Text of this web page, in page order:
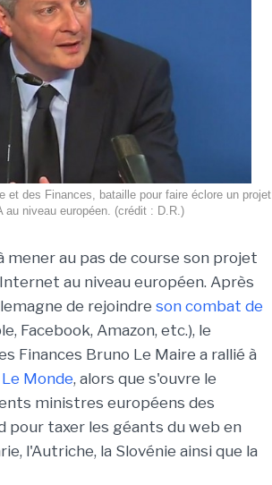
et des Finances, bataille pour faire éclore un projet
au niveau européen. (crédit : D.R.)
mener au pas de course son projet
au niveau européen. Après
de rejoindre son combat de
Facebook, Amazon, etc.), le
Finances Bruno Le Maire a rallié à
Monde, alors que s'ouvre le
ministres européens des
pour taxer les géants du web en
l'Autriche, la Slovénie ainsi que la